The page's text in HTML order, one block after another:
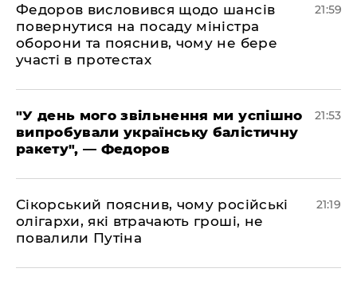
​Федоров висловився щодо шансів
повернутися на посаду міністра
оборони та пояснив, чому не бере
участі в протестах
21:59
​"У день мого звільнення ми успішно
випробували українську балістичну
ракету", — Федоров
21:53
​Сікорський пояснив, чому російські
олігархи, які втрачають гроші, не
повалили Путіна
21:19